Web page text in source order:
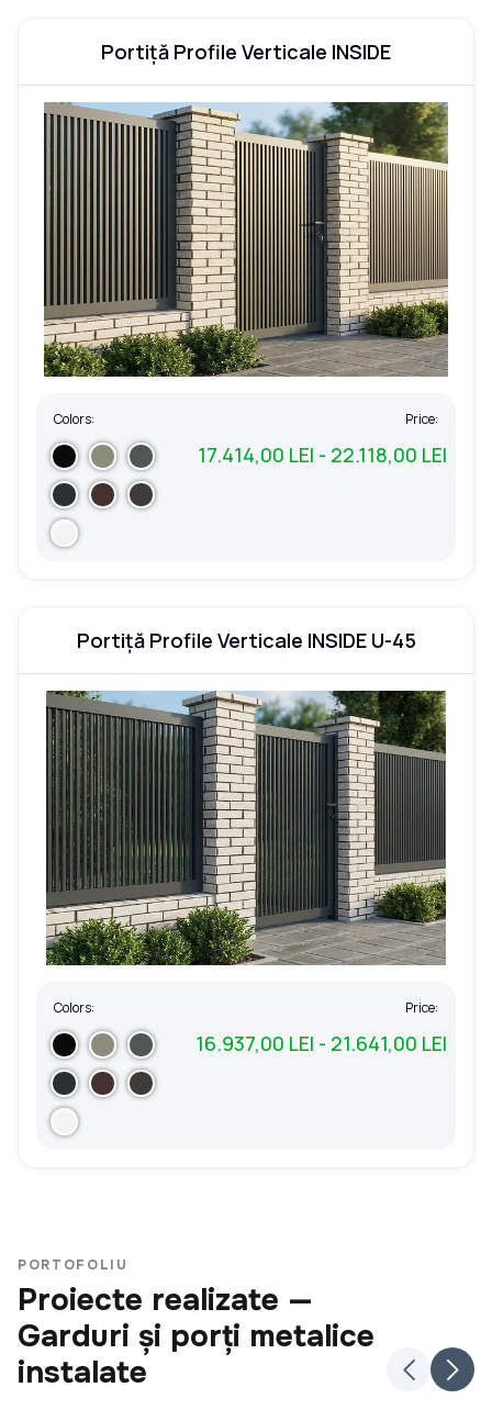
Portiță Profile Verticale INSIDE
Colors: Price:
17.414,00 LEI - 22.118,00 LEI
Portiță Profile Verticale INSIDE U-45
Colors: Price:
16.937,00 LEI - 21.641,00 LEI
PORTOFOLIU
Proiecte realizate —
Garduri și porți metalice
instalate